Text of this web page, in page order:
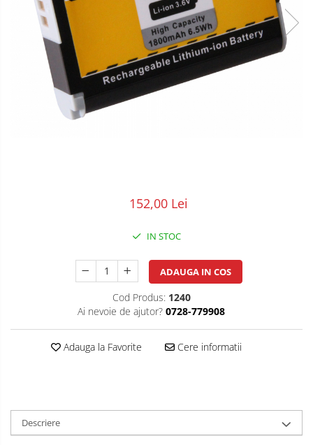
POS/Scanere coduri de bare
Scule electrice
Smartwatch
152,00 Lei
IN STOC
ADAUGA IN COS
Cod Produs: 1240
Ai nevoie de ajutor? 0728-779908
Adauga la Favorite Cere informatii
Descriere